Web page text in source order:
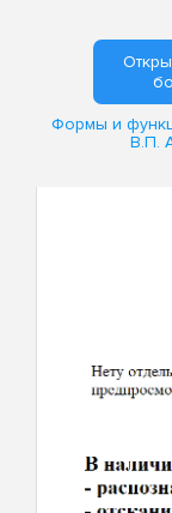
Формы и
В.П.